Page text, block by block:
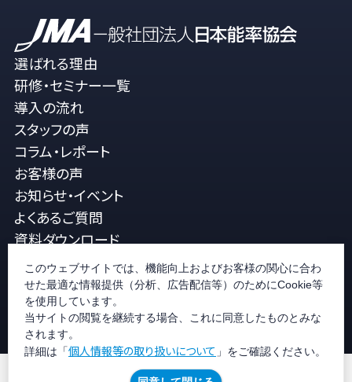
このウェブサイトでは、機能向上およびお客様の関心に合わ
せた最適な情報提供（分析、広告配信等）のためにCookie等
を使用しています。
当サイトの閲覧を継続する場合、これに同意したものとみな
されます。
詳細は「個人情報等の取り扱いについて 」をご確認ください。
サービス一覧を検索
選ばれる理由
研修・セミナー一覧
導入の流れ
スタッフの声
コラム・レポート
お客様の声
お知らせ・イベント
よくあるご質問
資料ダウンロード
メルマガ登録
JMA公式ホームページ
お問い合せ
個人情報等の取り扱いについて JMAグループ環境方針